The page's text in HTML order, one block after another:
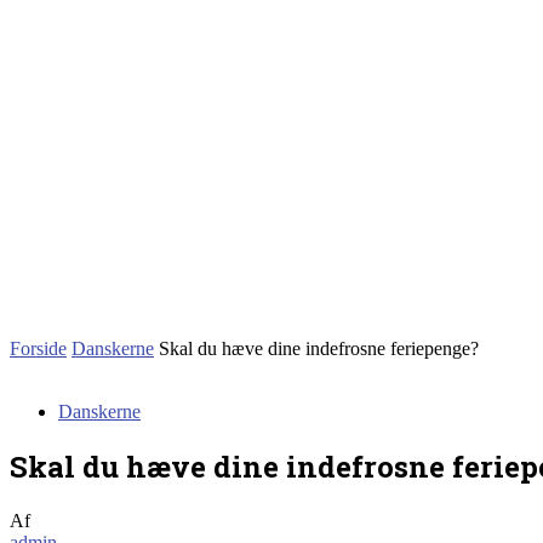
Forside Danskerne Skal du hæve dine indefrosne feriepenge?
Danskerne
Skal du hæve dine indefrosne
Af